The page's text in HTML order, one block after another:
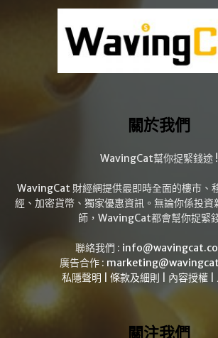
關於我們
WavingCat幫你捉緊錢途 !
WavingCat 財經網提供最即時全面的樓市、
經、加密貨幣、獨家優惠資訊。無論你係投資
師，WavingCat都會幫你捉緊
聯絡我們 :
廣告合作 :
私隱聲明
條款及細則 內容授權
關注我們